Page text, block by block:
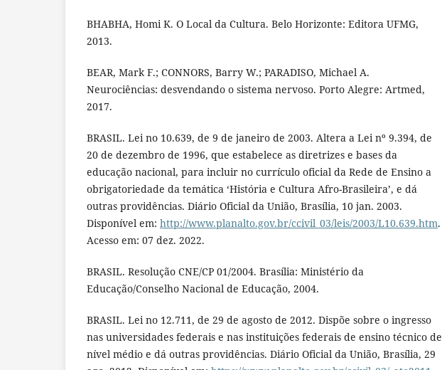
BHABHA, Homi K. O Local da Cultura. Belo Horizonte: Editora UFMG,
2013.
BEAR, Mark F.; CONNORS, Barry W.; PARADISO, Michael A.
Neurociências: desvendando o sistema nervoso. Porto Alegre: Artmed,
2017.
BRASIL. Lei no 10.639, de 9 de janeiro de 2003. Altera a Lei nº 9.394, de
20 de dezembro de 1996, que estabelece as diretrizes e bases da
educação nacional, para incluir no currículo oficial da Rede de Ensino a
obrigatoriedade da temática ‘História e Cultura Afro-Brasileira’, e dá
outras providências. Diário Oficial da União, Brasília, 10 jan. 2003.
Disponível em: http://www.planalto.gov.br/ccivil_03/leis/2003/L10.639.htm.
Acesso em: 07 dez. 2022.
BRASIL. Resolução CNE/CP 01/2004. Brasília: Ministério da
Educação/Conselho Nacional de Educação, 2004.
BRASIL. Lei no 12.711, de 29 de agosto de 2012. Dispõe sobre o ingresso
nas universidades federais e nas instituições federais de ensino técnico de
nível médio e dá outras providências. Diário Oficial da União, Brasília, 29